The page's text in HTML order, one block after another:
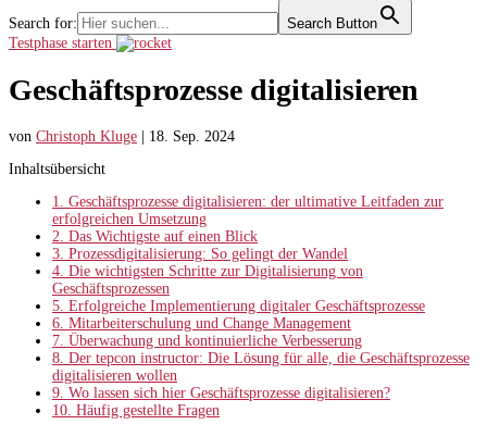
Search for:
Search Button
Testphase starten
Geschäftsprozesse digitalisieren
von Christoph Kluge
18. Sep. 2024
Inhaltsübersicht
1.
Geschäftsprozesse digitalisieren: der ultimative Leitfaden zur
erfolgreichen Umsetzung
2. Das Wichtigste auf einen Blick
3. Prozessdigitalisierung: So gelingt der Wandel
4. Die wichtigsten Schritte zur Digitalisierung von
Geschäftsprozessen
5. Erfolgreiche Implementierung digitaler Geschäftsprozesse
6. Mitarbeiterschulung und Change Management
7. Überwachung und kontinuierliche Verbesserung
8. Der tepcon instructor: Die Lösung für alle, die Geschäftsprozesse
digitalisieren wollen
9. Wo lassen sich hier Geschäftsprozesse digitalisieren?
10. Häufig gestellte Fragen